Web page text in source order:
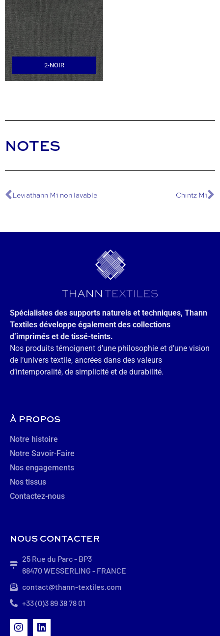
2-NOIR
NOTES
Leviathann M1 non lavable Chintz M1
Spécialistes des supports naturels et techniques, Thann
Textiles développe également des collections
d’imprimés et de tissé-teints.
Nos produits témoignent d’une philosophie et d’une vision
de l’univers textile, ancrées dans des valeurs
d’intemporalité, de simplicité et de durabilité.
À PROPOS
Notre histoire
Notre Savoir-Faire
Nos engagements
Nos tissus
Contactez-nous
NOUS CONTACTER
25 Rue du Parc - BP3
68470 WESSERLING - FRANCE
contact@thann-textiles.com
+33 (0)3 89 38 78 01